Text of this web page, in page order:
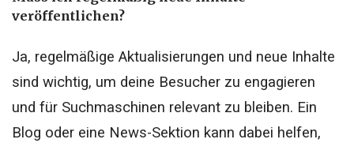
veröffentlichen?
Ja, regelmäßige Aktualisierungen und neue Inhalte
sind wichtig, um deine Besucher zu engagieren
und für Suchmaschinen relevant zu bleiben. Ein
Blog oder eine News-Sektion kann dabei helfen,